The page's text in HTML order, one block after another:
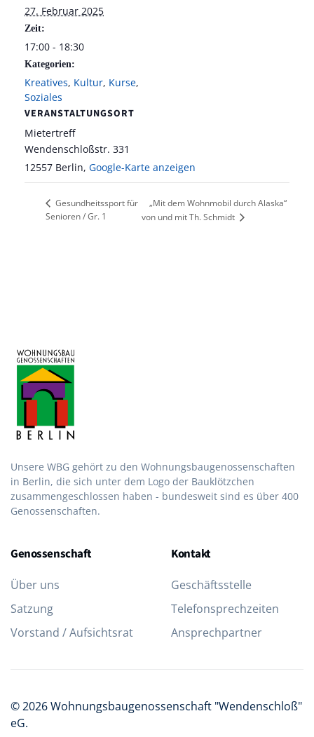
27. Februar 2025
Zeit:
17:00 - 18:30
Kategorien:
Kreatives, Kultur, Kurse,
Soziales
VERANSTALTUNGSORT
Mietertreff
Wendenschloßstr. 331
12557 Berlin, Google-Karte anzeigen
Gesundheitssport für
Senioren / Gr. 1
„Mit dem Wohnmobil durch Alaska“
von und mit Th. Schmidt
Unsere WBG gehört zu den Wohnungsbau­genossen­schaften
in Berlin, die sich unter dem Logo der Bau­klötzchen
zusammen­geschlossen haben - bundesweit sind es über 400
Genossenschaften.
Genossenschaft
Über uns
Satzung
Vorstand / Aufsichtsrat
Kontakt
Geschäftsstelle
Telefon­sprechzeiten
Ansprechpartner
©2026Wohnungsbaugenossenschaft "Wendenschloß"
eG.